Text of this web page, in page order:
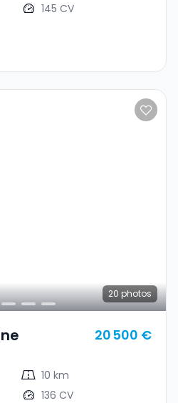
145 CV
20 photos
20 500 €
10 km
136 CV